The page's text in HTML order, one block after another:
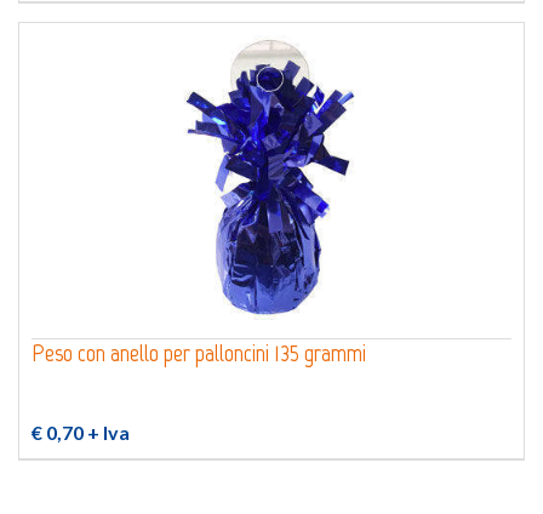
Peso con anello per palloncini 135 grammi
€ 0,70 + Iva